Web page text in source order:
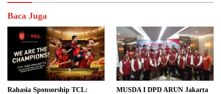
Baca Juga
Rahasia Sponsorship TCL:
MUSDA I DPD ARUN Jakarta